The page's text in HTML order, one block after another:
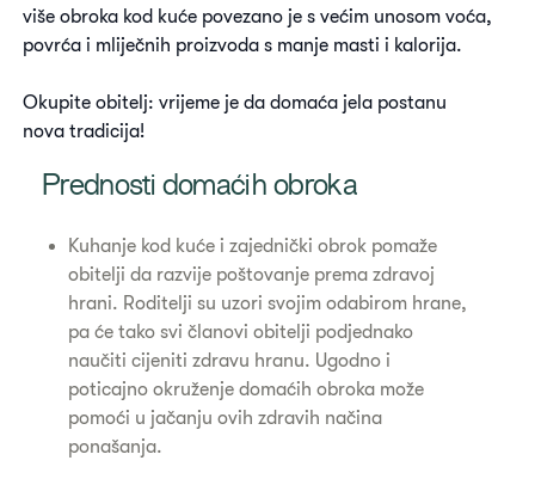
više obroka kod kuće povezano je s većim unosom voća,
povrća i mliječnih proizvoda s manje masti i kalorija.
Okupite obitelj: vrijeme je da domaća jela postanu
nova tradicija!
Prednosti domaćih obroka
Kuhanje kod kuće i zajednički obrok pomaže
obitelji da razvije poštovanje prema zdravoj
hrani. Roditelji su uzori svojim odabirom hrane,
pa će tako svi članovi obitelji podjednako
naučiti cijeniti zdravu hranu. Ugodno i
poticajno okruženje domaćih obroka može
pomoći u jačanju ovih zdravih načina
ponašanja.